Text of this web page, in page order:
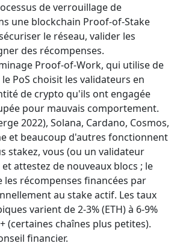
de verrouillage de
une blockchain Proof-of-Stake
le réseau, valider les
des récompenses.
Proof-of-Work, qui utilise de
PoS choisit les validateurs en
de crypto qu'ils ont engagée
pour mauvais comportement.
2022), Solana, Cardano, Cosmos,
et beaucoup d'autres fonctionnent
stakez, vous (ou un validateur
attestez de nouveaux blocs ; le
récompenses financées par
au stake actif. Les taux
varient de 2-3% (ETH) à 6-9%
(certaines chaînes plus petites).
financier.